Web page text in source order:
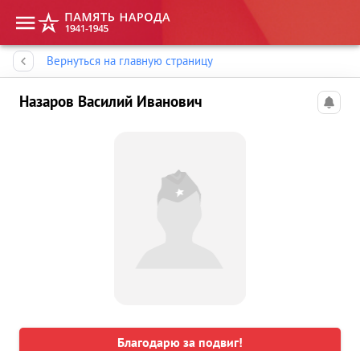
Вернуться на главную страницу
Назаров Василий Иванович
Благодарю за подвиг!
Память народа